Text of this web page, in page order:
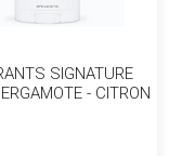
SIGNATURE
- CITRON